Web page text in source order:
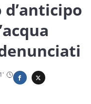
d’anticipo
1'